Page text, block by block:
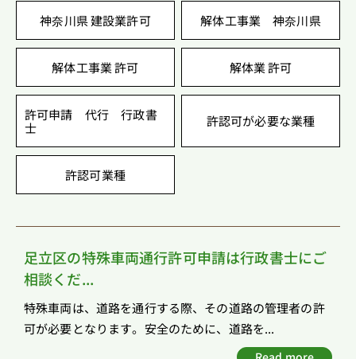
神奈川県 建設業許可 解体工事業 神奈川県
解体工事業 許可 解体業 許可
許可申請 代行 行政書
士
許認可が必要な業種
許認可業種
足立区の特殊車両通行許可申請は行政書士にご
相談くだ...
特殊車両は、道路を通行する際、その道路の管理者の許
可が必要となります。安全のために、道路を...